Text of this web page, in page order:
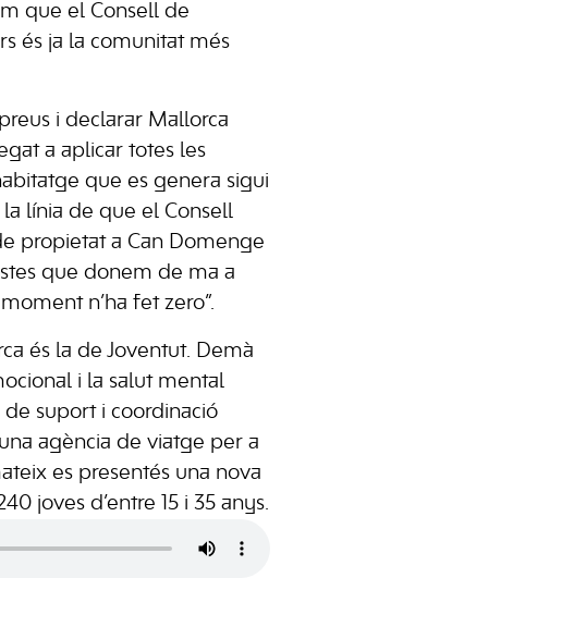
que el Consell de
és ja la comunitat més
i declarar Mallorca
a aplicar totes les
que es genera sigui
línia de que el Consell
propietat a Can Domenge
que donem de ma a
n’ha fet zero”.
és la de Joventut. Demà
i la salut mental
de suport i coordinació
agència de viatge per a
es presentés una nova
joves d’entre 15 i 35 anys.